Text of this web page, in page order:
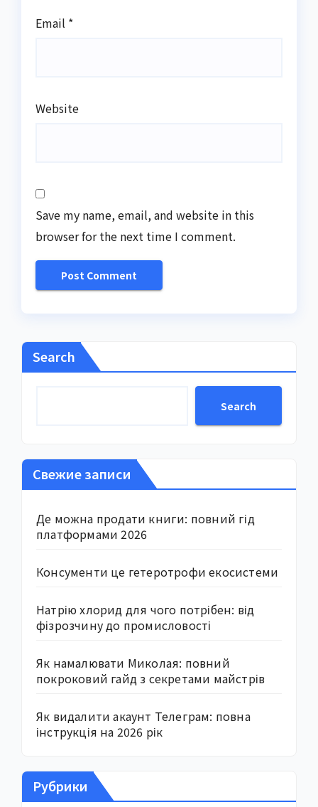
Email *
Website
Save my name, email, and website in this
browser for the next time I comment.
Search
Search
Свежие записи
Де можна продати книги: повний гід
платформами 2026
Консументи це гетеротрофи екосистеми
Натрію хлорид для чого потрібен: від
фізрозчину до промисловості
Як намалювати Миколая: повний
покроковий гайд з секретами майстрів
Як видалити акаунт Телеграм: повна
інструкція на 2026 рік
Рубрики